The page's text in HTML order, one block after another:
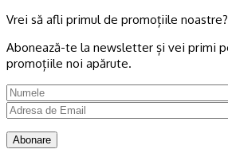
Vrei să afli primul de promoțiile noastre?
Abonează-te la newsletter și vei primi
promoțiile noi apărute.